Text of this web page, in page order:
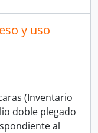
y uso
(Inventario
doble plegado
al